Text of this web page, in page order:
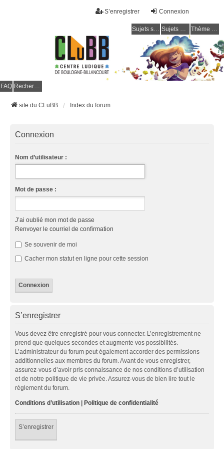
Connexion
S’enregistrer
Sujets sans réponse Sujets actifs Thème clair / foncé
FAQ Rechercher
site du CLuBB Index du forum
Connexion
Nom d’utilisateur :
Mot de passe :
J’ai oublié mon mot de passe
Renvoyer le courriel de confirmation
Se souvenir de moi
Cacher mon statut en ligne pour cette session
S’enregistrer
Vous devez être enregistré pour vous connecter. L’enregistrement ne
prend que quelques secondes et augmente vos possibilités.
L’administrateur du forum peut également accorder des permissions
additionnelles aux membres du forum. Avant de vous enregistrer,
assurez-vous d’avoir pris connaissance de nos conditions d’utilisation
et de notre politique de vie privée. Assurez-vous de bien lire tout le
règlement du forum.
Conditions d’utilisation | Politique de confidentialité
S’enregistrer